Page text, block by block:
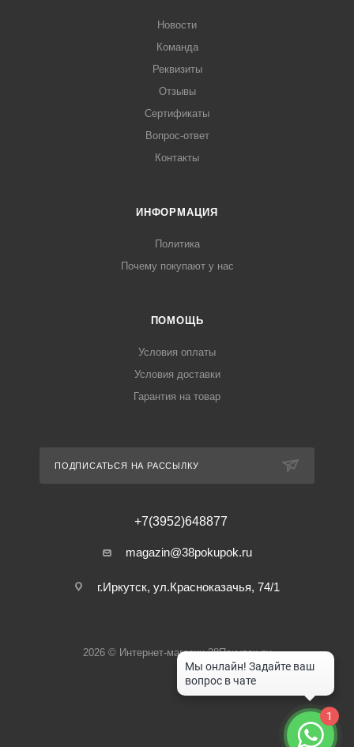
Новости
Команда
Реквизиты
Отзывы
Сертификаты
Вопрос-ответ
Контакты
ИНФОРМАЦИЯ
Политика
Почему покупают у нас
ПОМОЩЬ
Условия оплаты
Условия доставки
Гарантия на товар
ПОДПИСАТЬСЯ НА РАССЫЛКУ
+7(3952)648877
magazin@38pokupok.ru
г.Иркутск, ул.Красноказачья, 74/1
2026 © Интернет-магазин 38Покупок.ру
1